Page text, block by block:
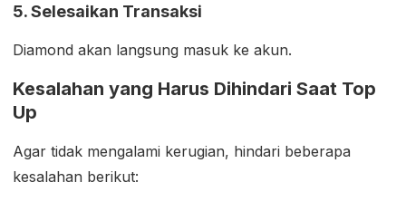
5. Selesaikan Transaksi
Diamond akan langsung masuk ke akun.
Kesalahan yang Harus Dihindari Saat Top
Up
Agar tidak mengalami kerugian, hindari beberapa
kesalahan berikut: